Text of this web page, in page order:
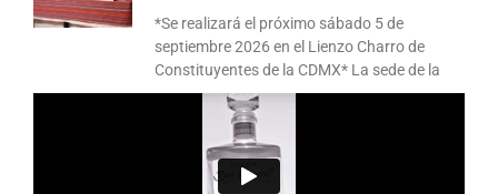
*Se realizará el próximo sábado 5 de
septiembre 2026 en el Lienzo Charro de
Constituyentes de la CDMX* La sede de la